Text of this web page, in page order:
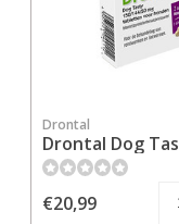
Drontal
Drontal Dog
€20,99